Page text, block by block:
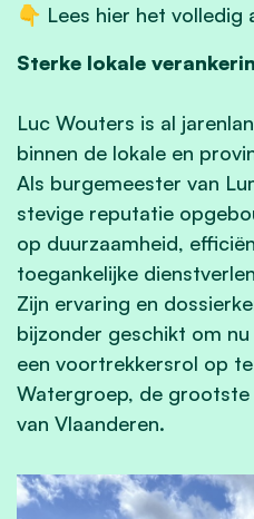
👇 Lees hier het volledig
Sterke lokale
Luc Wouters is al
binnen de lokale en
Als burgemeester van
stevige reputatie
op duurzaamheid,
toegankelijke
Zijn ervaring en
bijzonder geschikt om
een voortrekkersrol op
Watergroep, de
van Vlaanderen.